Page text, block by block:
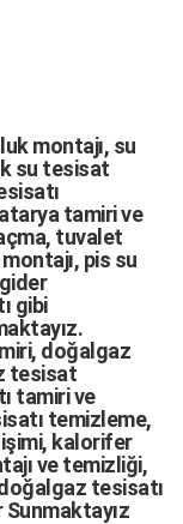
montajı, su
su tesisat
tamirive
, tuvalet
pis su
gibi
doğalgaz
tesisat
tamiri ve
temizleme,
kalorifer
ve temizliği,
oğalgaz tesisatı